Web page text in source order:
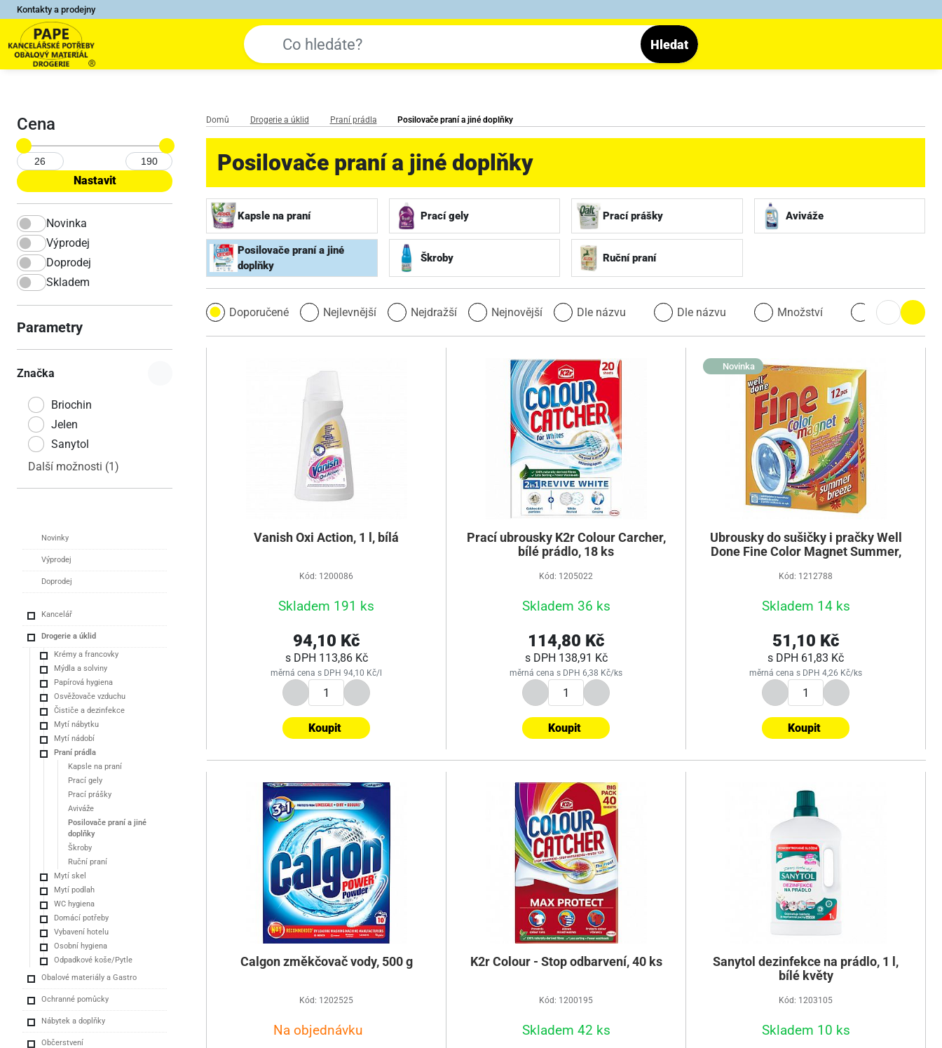
Kontakty a prodejny
Hledat
Cena
Novinka
Výprodej
Doprodej
Skladem
Parametry
Značka
Briochin
Jelen
Sanytol
Další možnosti (1)
Novinky
Výprodej
Doprodej
Kancelář
Drogerie a úklid
Krémy a francovky
Mýdla a solviny
Papírová hygiena
Osvěžovače vzduchu
Čističe a dezinfekce
Mytí nábytku
Mytí nádobí
Praní prádla
Kapsle na praní
Prací gely
Prací prášky
Aviváže
Posilovače praní a jiné
doplňky
Škroby
Ruční praní
Mytí skel
Mytí podlah
WC hygiena
Domácí potřeby
Vybavení hotelu
Osobní hygiena
Odpadkové koše/Pytle
Obalové materiály a Gastro
Ochranné pomůcky
Nábytek a doplňky
Občerstvení
Domů Drogerie a úklid Praní prádla Posilovače praní a jiné doplňky
Posilovače praní a jiné doplňky
Kapsle na praní Prací gely Prací prášky Aviváže
Posilovače praní a jiné
doplňky
Škroby Ruční praní
Doporučené Nejlevnější Nejdražší Nejnovější Dle názvu Dle názvu Množství Množství
Vanish Oxi Action, 1 l, bílá
Kód: 1200086
Skladem 191 ks
94,10 Kč
s DPH 113,86 Kč
měrná cena s DPH 94,10 Kč/l
Koupit
Prací ubrousky K2r Colour Carcher,
bílé prádlo, 18 ks
Kód: 1205022
Skladem 36 ks
114,80 Kč
s DPH 138,91 Kč
měrná cena s DPH 6,38 Kč/ks
Koupit
Novinka
Ubrousky do sušičky i pračky Well
Done Fine Color Magnet Summer,
Kód: 1212788
Skladem 14 ks
51,10 Kč
s DPH 61,83 Kč
měrná cena s DPH 4,26 Kč/ks
Koupit
Calgon změkčovač vody, 500 g
Kód: 1202525
Na objednávku
K2r Colour - Stop odbarvení, 40 ks
Kód: 1200195
Skladem 42 ks
Sanytol dezinfekce na prádlo, 1 l,
bílé květy
Kód: 1203105
Skladem 10 ks